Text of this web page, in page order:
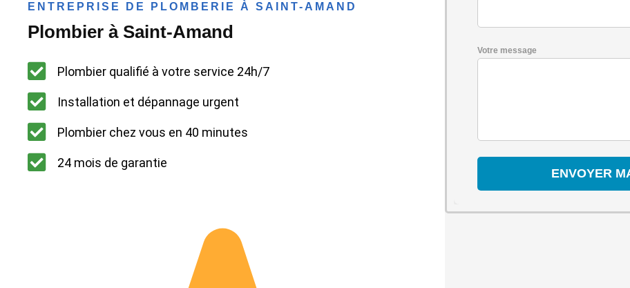
ENTREPRISE DE PLOMBERIE À SAINT-AMAND
Plombier à Saint-Amand
Plombier qualifié à votre service 24h/7
Installation et dépannage urgent
Plombier chez vous en 40 minutes
24 mois de garantie
Votre message